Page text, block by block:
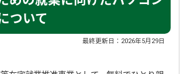
ついて
最終更新日： 2026年5月29日